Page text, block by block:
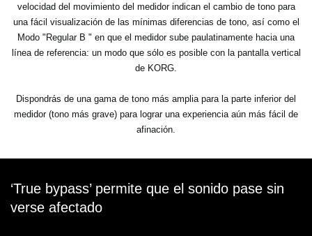
velocidad del movimiento del medidor indican el cambio de tono para
una fácil visualización de las mínimas diferencias de tono, así como el
Modo "Regular B " en que el medidor sube paulatinamente hacia una
línea de referencia: un modo que sólo es posible con la pantalla vertical
de KORG.
Dispondrás de una gama de tono más amplia para la parte inferior del
medidor (tono más grave) para lograr una experiencia aún más fácil de
afinación.
‘True bypass’ permite que el sonido pase sin
verse afectado